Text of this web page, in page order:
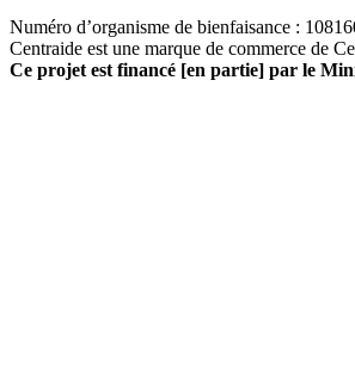
Numéro d’organisme de bienfaisance :
Centraide est une marque de commerce de
Ce projet est financé [en partie] par le